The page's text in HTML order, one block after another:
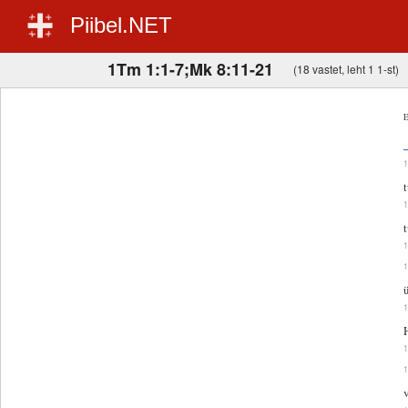
Piibel.NET
1Tm 1:1-7;Mk 8:11-21 (18 vastet, leht 1 1-st)